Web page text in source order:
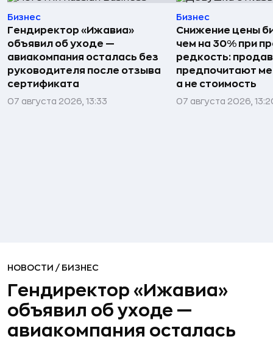
Бизнес
Гендиректор «Ижавиа»
объявил об уходе —
авиакомпания осталась без
руководителя после отзыва
сертификата
07 августа 2026, 13:33
Бизнес
Снижение цены
чем на 30% при
редкость:
предпочитают
а не стоимость
07 августа 2026,
НОВОСТИ / БИЗНЕС
Гендиректор «Ижавиа»
объявил об уходе —
авиакомпания осталась